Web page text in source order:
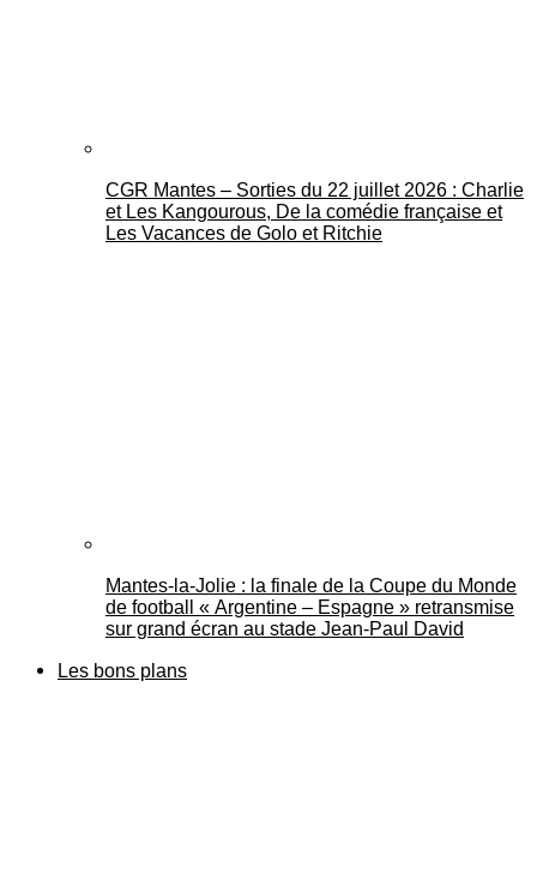
CGR Mantes – Sorties du 22 juillet 2026 : Charlie
et Les Kangourous, De la comédie française et
Les Vacances de Golo et Ritchie
Mantes-la-Jolie : la finale de la Coupe du Monde
de football « Argentine – Espagne » retransmise
sur grand écran au stade Jean-Paul David
Les bons plans